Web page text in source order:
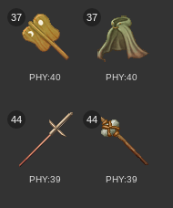
37
PHY:40
37
PHY:40
44
PHY:39
44
PHY:39